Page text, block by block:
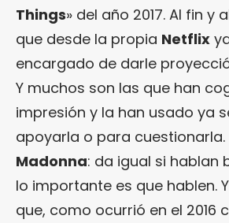
Things» del año 2017. Al fin y
que desde la propia Netflix
encargado de darle
Y muchos son las que han
impresión y la han usado ya
apoyarla o para cuestionarla.
Madonna: da igual si hablan
lo importante es que hablen.
que, como ocurrió en el 2016